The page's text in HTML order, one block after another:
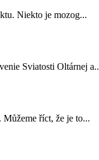
Niekto je mozog...
Sviatosti Oltárnej
říct, že je to...